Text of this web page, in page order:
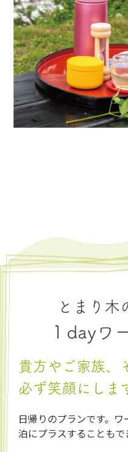
とまり木
１dayワ
貴方やご家族、
必ず笑顔にしま
日帰りのプランです。
泊にプラスすることもで